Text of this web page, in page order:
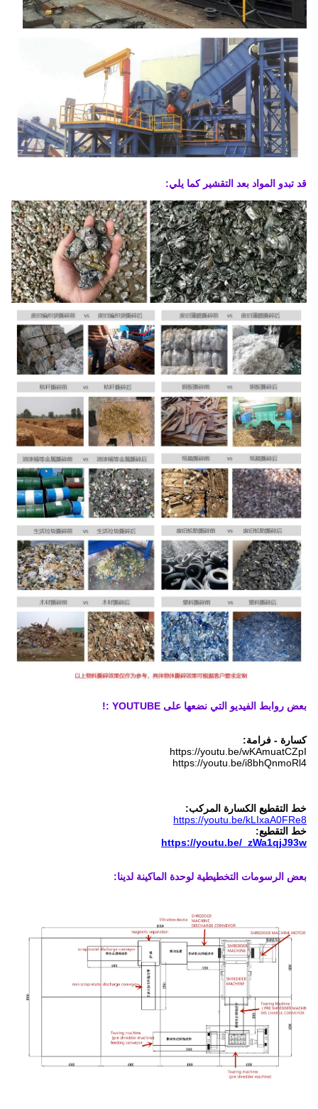
قد تبدو المواد بعد التقشير كما يلي:
بعض روابط الفيديو التي نضعها على YOUTUBE :!
كسارة - فرامة:
https://youtu.be/wKAmuatCZpI
https://youtu.be/i8bhQnmoRl4
خط التقطيع الكسارة المركب:
https://youtu.be/kLIxaA0FRe8
خط التقطيع:
https://youtu.be/_zWa1qjJ93w
بعض الرسومات التخطيطية لوحدة الماكينة لدينا: